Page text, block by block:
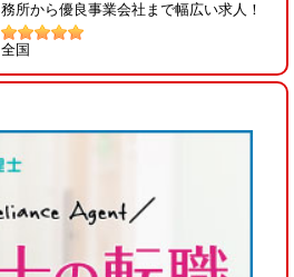
務所から優良事業会社まで幅広い求人！
全国